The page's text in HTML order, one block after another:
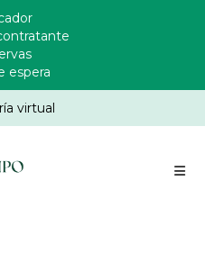
Enlaces
Header
espera
virtual